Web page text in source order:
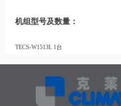
机组型号及数量：
TECS-W1513L 1台